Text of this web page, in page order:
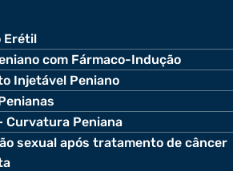
Erétil
com Fármaco-Indução
Injetável Peniano
Curvatura Peniana
sexual após tratamento de câncer